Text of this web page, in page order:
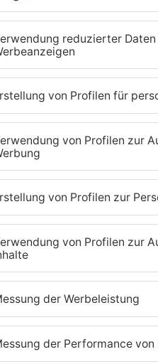
Schulhof in
der Schule. Schüler